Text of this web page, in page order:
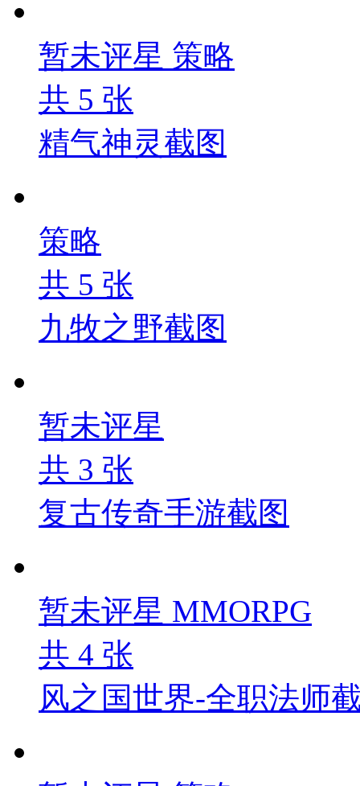
暂未评星 策略
共 5 张
精气神灵截图
策略
共 5 张
九牧之野截图
暂未评星
共 3 张
复古传奇手游截图
暂未评星 MMORPG
共 4 张
风之国世界-全职法师